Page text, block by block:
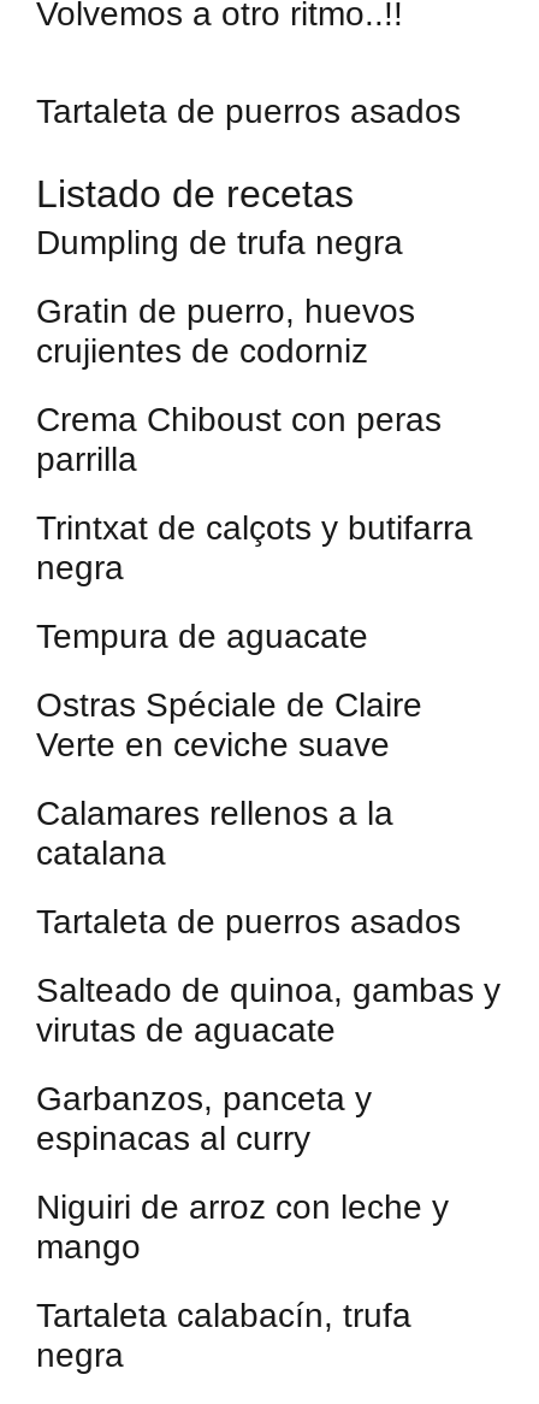
Volvemos a otro ritmo..!!
Tartaleta de puerros asados
Listado de recetas
Dumpling de trufa negra
Gratin de puerro, huevos
crujientes de codorniz
Crema Chiboust con peras
parrilla
Trintxat de calçots y butifarra
negra
Tempura de aguacate
Ostras Spéciale de Claire
Verte en ceviche suave
Calamares rellenos a la
catalana
Tartaleta de puerros asados
Salteado de quinoa, gambas y
virutas de aguacate
Garbanzos, panceta y
espinacas al curry
Niguiri de arroz con leche y
mango
Tartaleta calabacín, trufa
negra